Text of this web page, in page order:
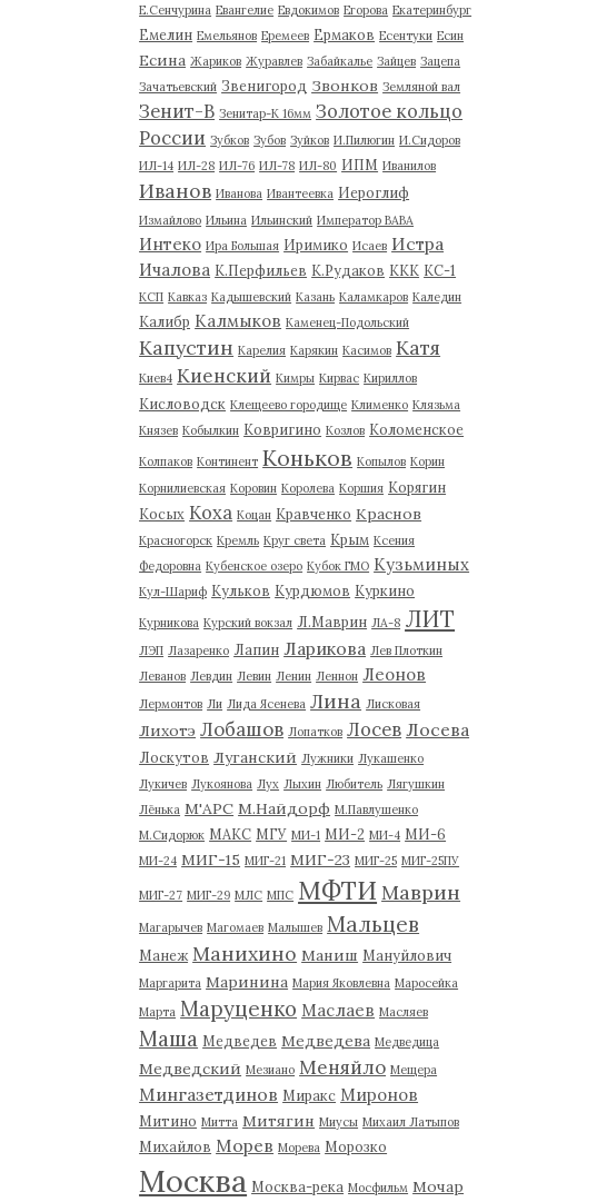
Е.Сенчурина Евангелие Евдокимов Егорова Екатеринбург
Емелин Емельянов Еремеев Ермаков Есентуки Есин
Есина Жариков Журавлев Забайкалье Зайцев Зацепа
Зачатьевский Звенигород Звонков Земляной вал
Зенит-В Зенитар-К 16мм Золотое кольцо
России Зубков Зубов Зуйков И.Пилюгин И.Сидоров
ИЛ-14 ИЛ-28 ИЛ-76 ИЛ-78 ИЛ-80 ИПМ Иванилов
Иванов Иванова Ивантеевка Иероглиф
Измайлово Ильина Ильинский Император ВАВА
Интеко Ира Большая Иримико Исаев Истра
Ичалова К.Перфильев К.Рудаков ККК КС-1
КСП Кавказ Кадышевский Казань Каламкаров Каледин
Калибр Калмыков Каменец-Подольский
Капустин Карелия Карякин Касимов Катя
Киев4 Киенский Кимры Кирвас Кириллов
Кисловодск Клещеево городище Клименко Клязьма
Князев Кобылкин Ковригино Козлов Коломенское
Колпаков Континент Коньков Копылов Корин
Корнилиевская Коровин Королева Коршия Корягин
Косых Коха Коцан Кравченко Краснов
Красногорск Кремль Круг света Крым Ксения
Федоровна Кубенское озеро Кубок ГМО Кузьминых
Кул-Шариф Кульков Курдюмов Куркино
Курникова Курский вокзал Л.Маврин ЛА-8 ЛИТ
ЛЭП Лазаренко Лапин Ларикова Лев Плоткин
Леванов Левдин Левин Ленин Леннон Леонов
Лермонтов Ли Лида Ясенева Лина Лисковая
Лихотэ Лобашов Лопатков Лосев Лосева
Лоскутов Луганский Лужники Лукашенко
Лукичев Лукоянова Лух Лыхин Любитель Лягушкин
Лёнька М'АРС М.Найдорф М.Павлушенко
М.Сидорюк МАКС МГУ МИ-1 МИ-2 МИ-4 МИ-6
МИ-24 МИГ-15 МИГ-21 МИГ-23 МИГ-25 МИГ-25ПУ
МИГ-27 МИГ-29 МЛС МПС МФТИ Маврин
Магарычев Магомаев Малышев Мальцев
Манеж Манихино Маниш Мануйлович
Маргарита Маринина Мария Яковлевна Маросейка
Марта Маруценко Маслаев Масляев
Маша Медведев Медведева Медведица
Медведский Мезиано Меняйло Мещера
Мингазетдинов Миракс Миронов
Митино Митта Митягин Миусы Михаил Латыпов
Михайлов Морев Морева Морозко
Москва Москва-река Мосфильм Мочар